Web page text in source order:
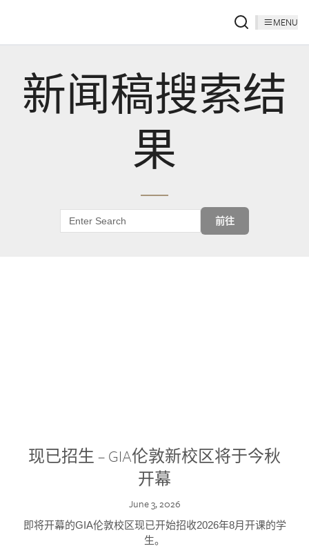
MENU
新闻稿搜索结
果
前往
现已招生 – GIA伦敦新校区将于今秋
开幕
June 3, 2026
即将开幕的GIA伦敦校区现已开始招收2026年8月开课的学
生。